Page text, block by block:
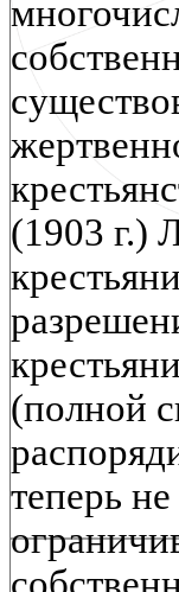
(1903 г.)
(полной
теперь